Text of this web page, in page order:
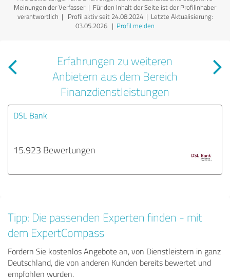
Meinungen der Verfasser | Für den Inhalt der Seite ist der Profilinhaber
verantwortlich | Profil aktiv seit 24.08.2024 | Letzte Aktualisierung:
03.05.2026 | Profil melden
Erfahrungen zu weiteren
Anbietern aus dem Bereich
Finanzdienstleistungen
DSL Bank
15.923 Bewertungen
Tipp: Die passenden Experten finden - mit
dem ExpertCompass
Fordern Sie kostenlos Angebote an, von Dienstleistern in ganz
Deutschland, die von anderen Kunden bereits bewertet und
empfohlen wurden.